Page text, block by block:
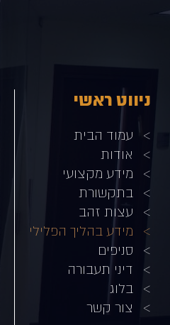
ניווט ראשי
עמוד הבית
אודות
מידע מקצועי
בתקשורת
עצות זהב
מידע בהליך הפלילי
סניפים
דיני תעבורה
בלוג
צור קשר